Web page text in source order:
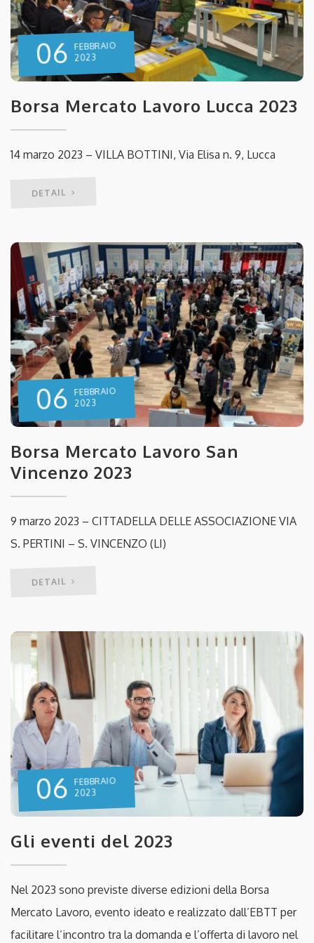
06 FEBBRAIO
2023
Borsa Mercato Lavoro Lucca 2023
14 marzo 2023 – VILLA BOTTINI, Via Elisa n. 9, Lucca
DETAIL
06 FEBBRAIO
2023
Borsa Mercato Lavoro San
Vincenzo 2023
9 marzo 2023 – CITTADELLA DELLE ASSOCIAZIONE VIA
S. PERTINI – S. VINCENZO (LI)
DETAIL
06 FEBBRAIO
2023
Gli eventi del 2023
Nel 2023 sono previste diverse edizioni della Borsa
Mercato Lavoro, evento ideato e realizzato dall’EBTT per
facilitare l’incontro tra la domanda e l’offerta di lavoro nel